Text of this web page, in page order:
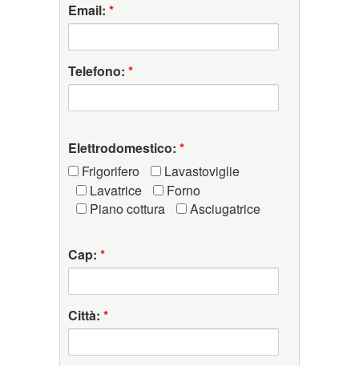
Email: *
Telefono: *
Elettrodomestico: *
Frigorifero
Lavastoviglie
Lavatrice
Forno
Piano cottura
Asciugatrice
Cap: *
Città: *